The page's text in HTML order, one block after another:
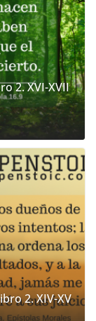
2. XVI-XVII
2. XIV-XV